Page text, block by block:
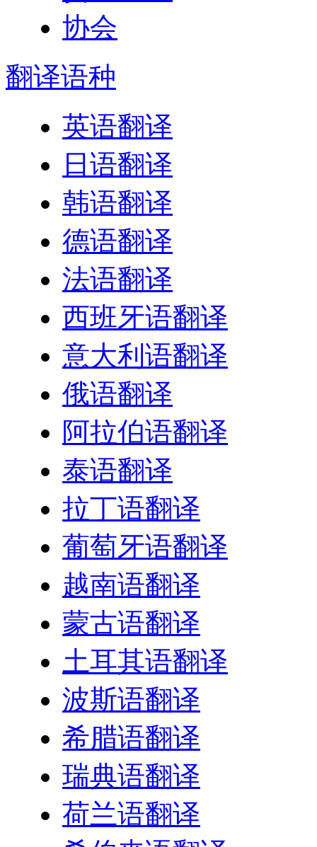
翻译语种
英语翻译
日语翻译
韩语翻译
德语翻译
法语翻译
西班牙语翻译
意大利语翻译
俄语翻译
阿拉伯语翻译
泰语翻译
拉丁语翻译
葡萄牙语翻译
越南语翻译
蒙古语翻译
土耳其语翻译
波斯语翻译
希腊语翻译
瑞典语翻译
荷兰语翻译